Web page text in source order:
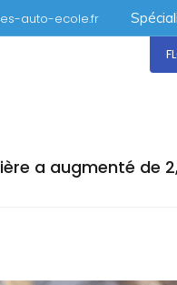
auto-ecole.fr
a augmenté de